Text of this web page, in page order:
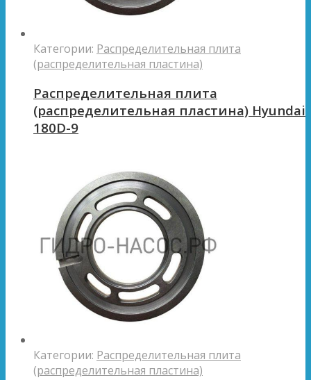
Категории: Распределительная плита
(распределительная пластина)
Распределительная плита
(распределительная пластина) Hyundai
180D-9
Категории: Распределительная плита
(распределительная пластина)